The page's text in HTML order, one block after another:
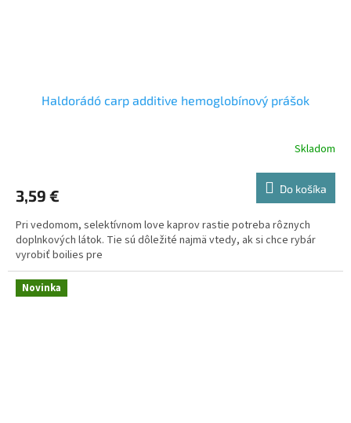
Haldorádó carp additive hemoglobínový prášok
Skladom
3,59 € Do košíka
Pri vedomom, selektívnom love kaprov rastie potreba rôznych
doplnkových látok. Tie sú dôležité najmä vtedy, ak si chce rybár
vyrobiť boilies pre
Novinka